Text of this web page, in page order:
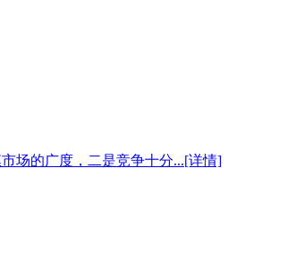
场的广度，二是竞争十分...[详情]